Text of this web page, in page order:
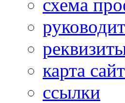
схема
карта
ссылки